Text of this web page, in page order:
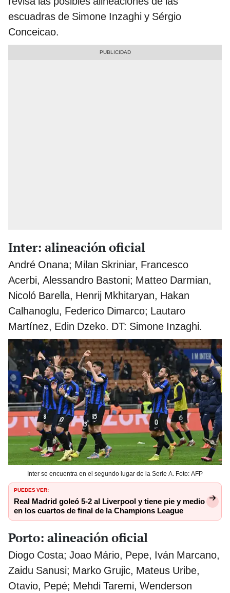
escuadras de Simone Inzaghi y Sérgio
Conceicao.
Inter: alineación oficial
André Onana; Milan Skriniar, Francesco
Acerbi, Alessandro Bastoni; Matteo Darmian,
Nicoló Barella, Henrij Mkhitaryan, Hakan
Calhanoglu, Federico Dimarco; Lautaro
Martínez, Edin Dzeko. DT: Simone Inzaghi.
Inter se encuentra en el segundo lugar de la Serie A. Foto: AFP
PUEDES VER:
Real Madrid goleó 5-2 al Liverpool y tiene pie y medio
en los cuartos de final de la Champions League
Porto: alineación oficial
Diogo Costa; Joao Mário, Pepe, Iván Marcano,
Zaidu Sanusi; Marko Grujic, Mateus Uribe,
Otavio, Pepé; Mehdi Taremi, Wenderson